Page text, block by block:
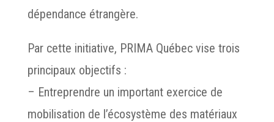
dépendance étrangère.
Par cette initiative, PRIMA Québec vise trois
principaux objectifs :
– Entreprendre un important exercice de
mobilisation de l’écosystème des matériaux